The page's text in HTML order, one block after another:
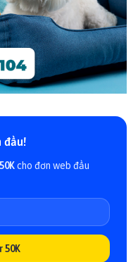
đầu!
50Kcho đơn web đầu
50K